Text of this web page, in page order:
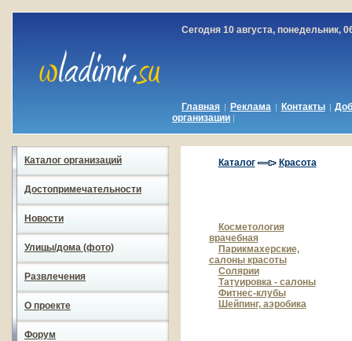
Сегодня 10 августа, понедельник,
Главная | Реклама | Контакты|
организации |
Каталог организаций
Достопримечательности
Новости
Улицы/дома (фото)
Развлечения
О проекте
Форум
Каталог Красота
Косметология
врачебная
Парикмахерские,
салоны красоты
Солярии
Татуировка - салоны
Фитнес-клубы
Шейпинг, аэробика